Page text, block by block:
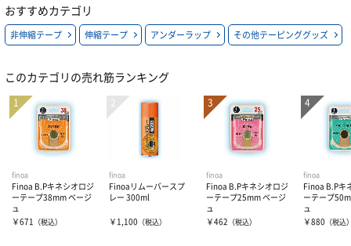
バドミントンラケット
ジュニア用ラケット
ソフトテニス用
バドミントン用
オールコート用シューズ
オムニ・クレー用シューズ
カーペット用シューズ
ウェアー
ユニセックス
レディース
ボール
硬式テニスボール
ソフトテニスボール
シャトル
アクセサリー・グッズ
インナーウェア―
おすすめカテゴリ
非伸縮テープ 伸縮テープ アンダーラップ その他テーピンググッズ
このカテゴリの売れ筋ランキング
finoa
Finoa B.Pキネシオロジ
ーテープ38mm ベージ
ュ
￥671
（税込）
finoa
Finoaリムーバースプ
レー 300ml
￥1,100 （税込）
finoa
Finoa B.Pキネシオロジ
ーテープ25mm ベージ
ュ
￥462
（税込）
finoa
Finoa B.Pキ
ーテープ
ュ
￥880
（税込